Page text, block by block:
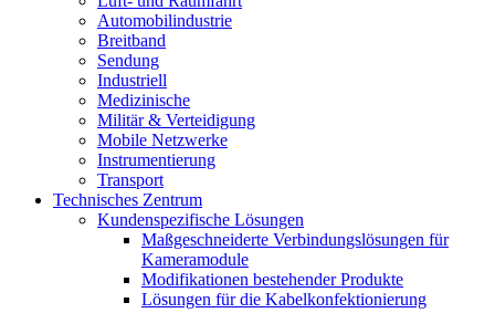
Automobilindustrie
Breitband
Sendung
Industriell
Medizinische
Militär & Verteidigung
Mobile Netzwerke
Instrumentierung
Transport
Technisches Zentrum
Kundenspezifische Lösungen
Maßgeschneiderte Verbindungslösungen für
Kameramodule
Modifikationen bestehender Produkte
Lösungen für die Kabelkonfektionierung